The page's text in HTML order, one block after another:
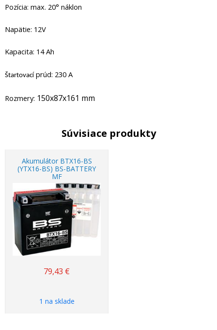
Pozícia: max. 20° náklon
Napätie: 12V
Kapacita: 14 Ah
Štartovací prúd: 230 A
Rozmery: 150x87x161 mm
Súvisiace produkty
Akumulátor BTX16-BS
(YTX16-BS) BS-BATTERY
MF
79,43 €
1 na sklade